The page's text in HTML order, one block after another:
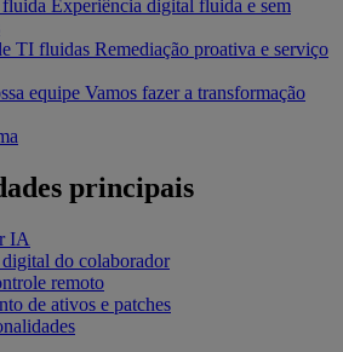
Experiência digital fluida e sem
TI fluidas Remediação proativa e serviço
equipe Vamos fazer a transformação
principais
IA
do colaborador
remoto
de ativos e patches